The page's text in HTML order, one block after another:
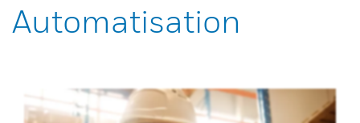
Automatisation